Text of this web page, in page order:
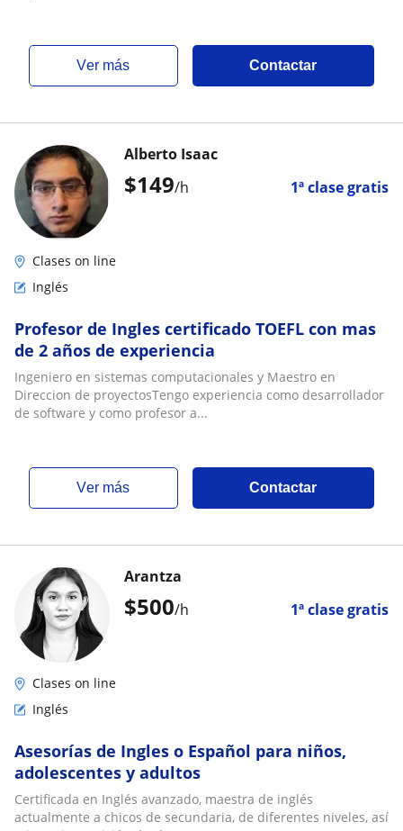
ver más Contactar
$149/h 1ª clase gratis
Alberto Isaac
Clases on line
Inglés
Profesor de Ingles certificado TOEFL con mas
de 2 años de experiencia
Ingeniero en sistemas computacionales y Maestro en
Direccion de proyectosTengo experiencia como desarrollador
de software y como profesor a...
ver más Contactar
$500/h 1ª clase gratis
Arantza
Clases on line
Inglés
Asesorías de Ingles o Español para niños,
adolescentes y adultos
Certificada en Inglés avanzado, maestra de inglés
actualmente a chicos de secundaria, de diferentes niveles, así